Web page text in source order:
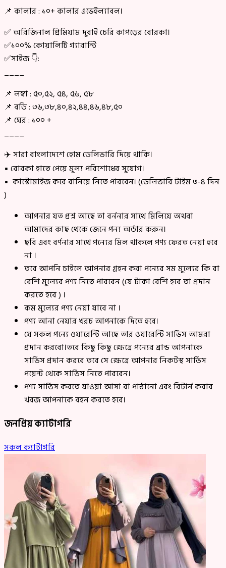
📌 কালার : ১০+ কালার এভেইল্যাবল।
✅ অরিজিনাল প্রিমিয়াম দুবাই চেরি কাপড়ের বোরকা।
✅১০০% কোয়ালিটি গ্যারান্টি
✅সাইজ 👇:
____
📌 লম্বা : ৫০,৫২, ৫৪, ৫৬, ৫৮
📌 বডি : ৩৬,৩৮,৪০,৪২,৪৪,৪৬,৪৮,৫০
📌 ঘের : ১০০ +
____
✈️ সারা বাংলাদেশে হোম ডেলিভারি দিয়ে থাকি।
▪ বোরকা হাতে পেয়ে মূল্য পরিশোধের সুযোগ।
▪ কাস্টোমাইজ করে বানিয়ে নিতে পারবেন। (ডেলিভারি টাইম ৩-৪ দিন
)
আপনার যত প্রশ্ন আছে তা বর্ননার সাথে মিলিয়ে অথবা
আমাদের কাছ থেকে জেনে পন্য অর্ডার করুন।
ছবি এবং বর্ণনার সাথে পন্যের মিল থাকলে পণ্য ফেরত নেয়া হবে
না ।
তবে আপনি চাইলে আপনার গ্রহন করা পন্যের সম মুল্যের কি বা
বেশি মুল্যের পণ্য নিতে পারবেন (যে টাকা বেশি হবে তা প্রদান
করতে হবে ) ।
কম মুল্যের পণ্য নেয়া যাবে না ।
পণ্য আনা নেয়ার খরচ আপনাকে দিতে হবে।
যে সকল পন্যে ওয়ারেন্টি আছে তার ওয়ারেন্টি সার্ভিস আমরা
প্রদান করবো।তবে কিছু কিছু ক্ষেত্রে পন্যের ব্রান্ড আপনাকে
সার্ভিস প্রদান করবে তবে সে ক্ষেত্রে আপনার নিকটস্থ সার্ভিস
পয়েন্ট থেকে সার্ভিস নিতে পারবেন।
পণ্য সার্ভিস করতে যাওয়া আসা বা পাঠানো এবং রিটার্ন করার
খরজ আপনাকে বহন করতে হবে।
জনপ্রিয় ক্যাটাগরি
সকল ক্যাটাগরি